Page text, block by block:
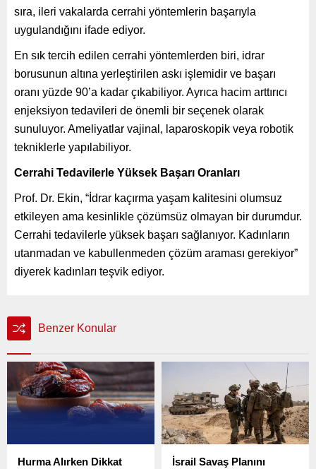
sıra, ileri vakalarda cerrahi yöntemlerin başarıyla
uygulandığını ifade ediyor.
En sık tercih edilen cerrahi yöntemlerden biri, idrar
borusunun altına yerleştirilen askı işlemidir ve başarı
oranı yüzde 90’a kadar çıkabiliyor. Ayrıca hacim arttırıcı
enjeksiyon tedavileri de önemli bir seçenek olarak
sunuluyor. Ameliyatlar vajinal, laparoskopik veya robotik
tekniklerle yapılabiliyor.
Cerrahi Tedavilerle Yüksek Başarı Oranları
Prof. Dr. Ekin, “İdrar kaçırma yaşam kalitesini olumsuz
etkileyen ama kesinlikle çözümsüz olmayan bir durumdur.
Cerrahi tedavilerle yüksek başarı sağlanıyor. Kadınların
utanmadan ve kabullenmeden çözüm araması gerekiyor”
diyerek kadınları teşvik ediyor.
Benzer Konular
Hurma Alırken Dikkat
İsrail Savaş Planını